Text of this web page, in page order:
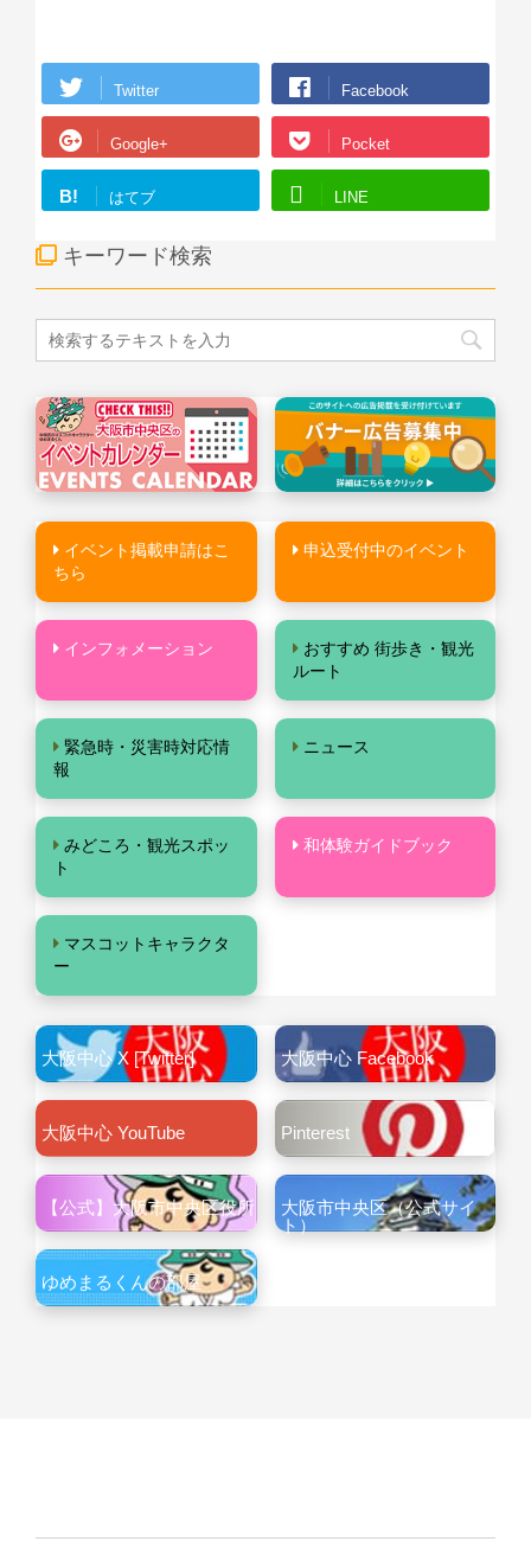
Twitter Facebook
Google+ Pocket
B! はてブ LINE
キーワード検索
イベント掲載申請はこ
ちら
申込受付中のイベント
インフォメーション
おすすめ 街歩き・観光
ルート
緊急時・災害時対応情
報
ニュース
みどころ・観光スポッ
ト
和体験ガイドブック
マスコットキャラクタ
ー
大阪中心 X [Twitter] 大阪中心 Facebook
大阪中心 YouTube Pinterest
【公式】大阪市中央区役所
大阪市中央区（公式サイ
ト）
ゆめまるくんの部屋